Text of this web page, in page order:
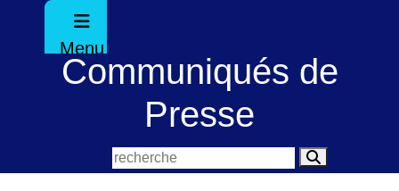
Menu
Communiqués de
Presse